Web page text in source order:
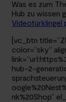
Was es zum
Hub zu wissen
Videotürklingel
[vc_btn
color=“sky“
hub-2-
nk%20Shop“